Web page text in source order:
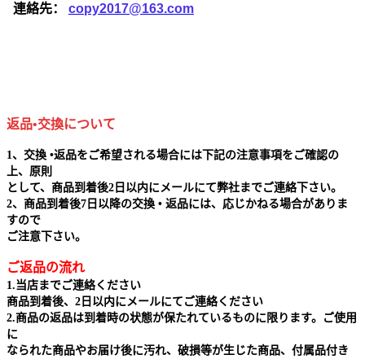
連絡先： copy2017@163.com
返品•交換について
1、交換 •返品をご希望される場合には下記の注意事項をご確認の
上、原則
として、商品到着後2日以内にメールにて弊社までご連絡下さい。
2、商品到着後7日以降の交換 • 返品には、応じかねる場合がありま
すので
ご注意下さい。
ご返品の流れ
1.当店までご連絡ください
商品到着後、2日以内にメールにてご連絡ください
2.商品の返品は到着時の状態が保たれているものに限ります。ご使用
に
なられた商品やお届け後に汚れ、破損等が生じた商品、付属品付き